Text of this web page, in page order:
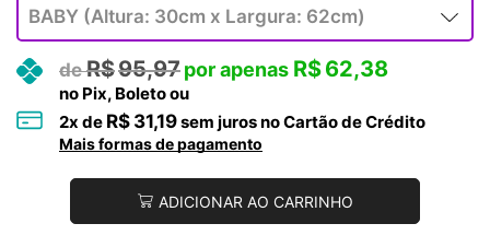
R$95,97 R$62,38
no Pix, Boleto ou
2x de R$ 31,19sem juros no Cartão de Crédito
Mais formas de pagamento
ADICIONAR AO CARRINHO